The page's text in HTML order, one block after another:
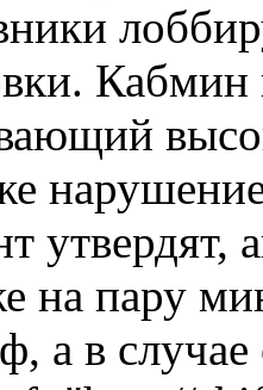
Кабмин
утвердят,
на пару
а в